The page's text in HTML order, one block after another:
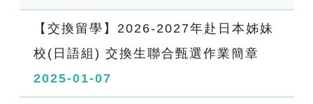
【交換留學】2026-2027年赴日本姊妹
校(日語組) 交換生聯合甄選作業簡章
2025-01-07